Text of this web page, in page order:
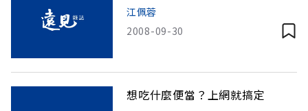
江佩蓉
2008-09-30
想吃什麼便當？上網就搞定